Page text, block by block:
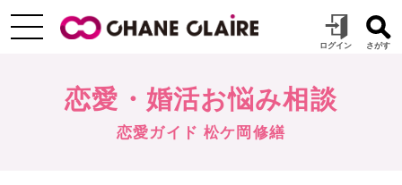
恋愛・婚活お悩み相談
恋愛ガイド 松ケ岡修繕